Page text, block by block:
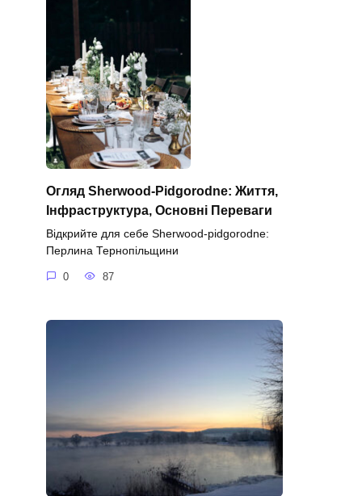
Огляд Sherwood-Pidgorodne: Життя,
Інфраструктура, Основні Переваги
Відкрийте для себе Sherwood-pidgorodne:
Перлина Тернопільщини
0 87